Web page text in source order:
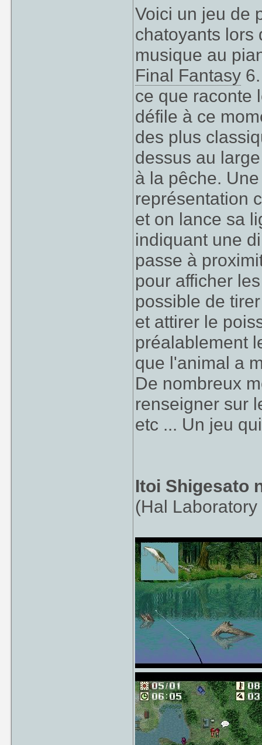
Voici un jeu de
chatoyants lors
musique au
Final Fantasy
ce que raconte
défile à ce
des plus
dessus au
à la pêche.
représentation
et on lance sa
indiquant une
passe à
pour afficher
possible de
et attirer le
préalablement
que l'animal a
De nombreux
renseigner sur
etc ... Un jeu
Itoi Shigesato
(Hal